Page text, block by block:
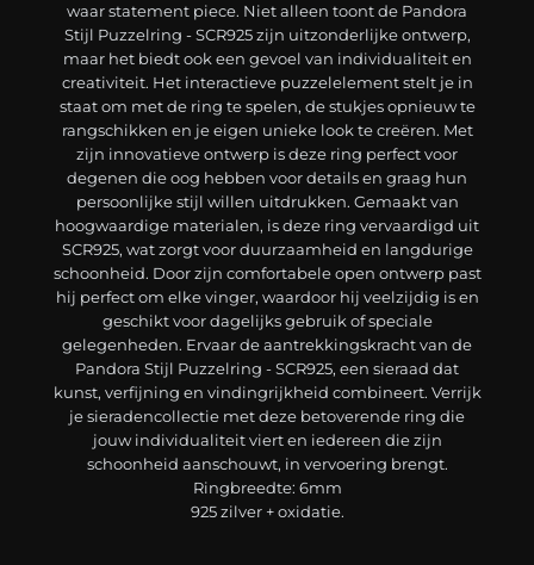
waar statement piece. Niet alleen toont de Pandora
Stijl Puzzelring - SCR925 zijn uitzonderlijke ontwerp,
maar het biedt ook een gevoel van individualiteit en
creativiteit. Het interactieve puzzelelement stelt je in
staat om met de ring te spelen, de stukjes opnieuw te
rangschikken en je eigen unieke look te creëren. Met
zijn innovatieve ontwerp is deze ring perfect voor
degenen die oog hebben voor details en graag hun
persoonlijke stijl willen uitdrukken. Gemaakt van
hoogwaardige materialen, is deze ring vervaardigd uit
SCR925, wat zorgt voor duurzaamheid en langdurige
schoonheid. Door zijn comfortabele open ontwerp past
hij perfect om elke vinger, waardoor hij veelzijdig is en
geschikt voor dagelijks gebruik of speciale
gelegenheden. Ervaar de aantrekkingskracht van de
Pandora Stijl Puzzelring - SCR925, een sieraad dat
kunst, verfijning en vindingrijkheid combineert. Verrijk
je sieradencollectie met deze betoverende ring die
jouw individualiteit viert en iedereen die zijn
schoonheid aanschouwt, in vervoering brengt.
Ringbreedte: 6mm
925 zilver + oxidatie.